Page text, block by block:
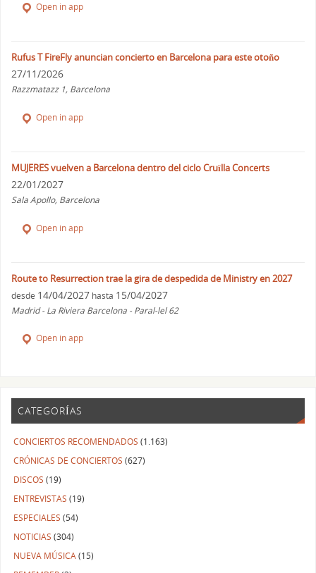
Open in app
Rufus T FireFly anuncian concierto en Barcelona para este otoño
27/11/2026
Razzmatazz 1, Barcelona
Open in app
MUJERES vuelven a Barcelona dentro del ciclo Cruïlla Concerts
22/01/2027
Sala Apollo, Barcelona
Open in app
Route to Resurrection trae la gira de despedida de Ministry en 2027
desde 14/04/2027 hasta 15/04/2027
Madrid - La Riviera Barcelona - Paral-lel 62
Open in app
CATEGORÍAS
CONCIERTOS RECOMENDADOS (1.163)
CRÓNICAS DE CONCIERTOS (627)
DISCOS (19)
ENTREVISTAS (19)
ESPECIALES (54)
NOTICIAS (304)
NUEVA MÚSICA (15)